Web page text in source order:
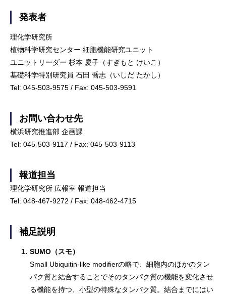
発表者
理化学研究所
植物科学研究センター 細胞機能研究ユニット
ユニットリーダー 杉本 慶子（すぎもと けいこ）
基礎科学特別研究員 石田 喬志（いしだ たかし）
Tel: 045-503-9575 / Fax: 045-503-9591
お問い合わせ先
横浜研究推進部 企画課
Tel: 045-503-9117 / Fax: 045-503-9113
報道担当
理化学研究所 広報室 報道担当
Tel: 048-467-9272 / Fax: 048-462-4715
補足説明
1. SUMO（スモ）
Small Ubiquitin-like modifierの略で、細胞内のほかのタン
パク質と結合することでそのタンパク質の機能を変化させ
る機能を持つ、小型の特殊なタンパク質。結合までにはい